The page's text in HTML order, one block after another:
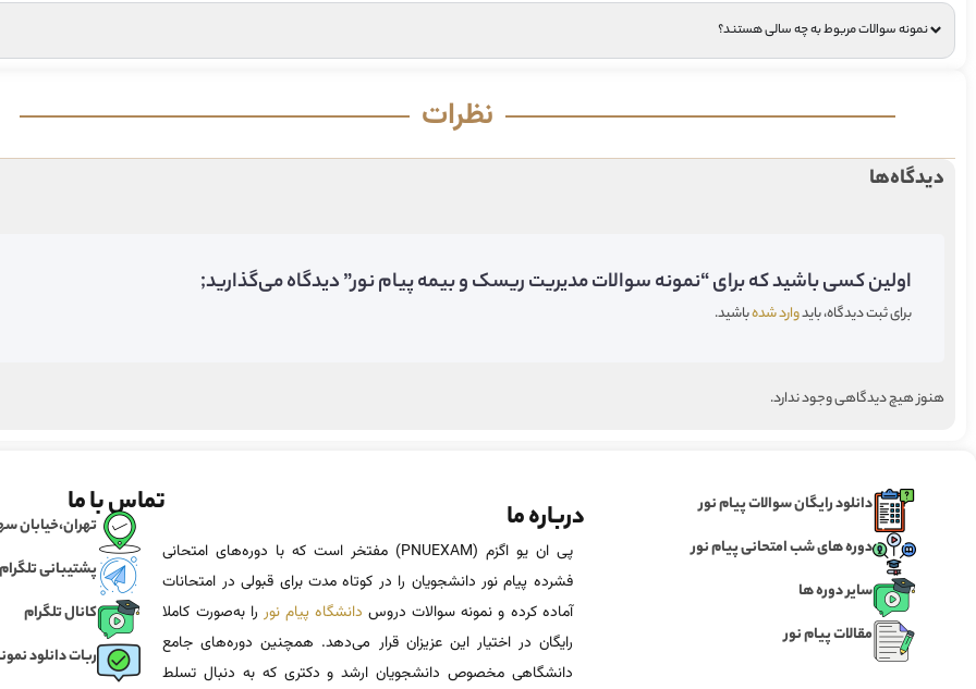
نمونه سوالات مربوط به چه سالی هستند؟
نظرات
دیدگاه‌ها
اولین کسی باشید که برای “نمونه سوالات مدیریت ریسک و بیمه پیام نور” دیدگاه می‌گذارید;
برای ثبت دیدگاه، بایدوارد شدهباشید.
هنوز هیچ دیدگاهی وجود ندارد.
دانلود رایگان سوالات پیام نور
دوره های شب امتحانی پیام نور
سایر دوره ها
مقالات پیام نور
درباره ما
پی ان یو اگزم (PNUEXAM) مفتخر است که با دوره‌های امتحانی
فشرده پیام نور دانشجویان را در کوتاه مدت برای قبولی در امتحانات
آماده‌ کرده و نمونه سوالات دروس دانشگاه پیام نور را به‌صورت کاملا
رایگان در اختیار این عزیزان قرار می‌دهد. همچنین دوره‌های جامع
دانشگاهی مخصوص دانشجویان ارشد و دکتری که به دنبال تسلط
تماس با ما
تهران،خیابان
پشتیبانی تلگرام
کانال تلگرام
ربات دانلود